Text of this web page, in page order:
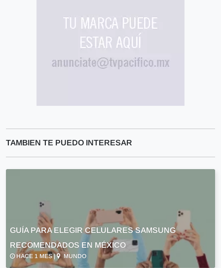
TAMBIEN TE PUEDO INTERESAR
GUÍA PARA ELEGIR CELULARES SAMSUNG
RECOMENDADOS EN MÉXICO
HACE 1 MES | MUNDO